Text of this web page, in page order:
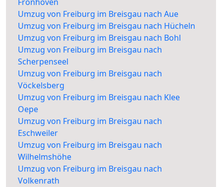
Umzug von Freiburg im Breisgau nach Aue
Umzug von Freiburg im Breisgau nach Hücheln
Umzug von Freiburg im Breisgau nach Bohl
Umzug von Freiburg im Breisgau nach
Scherpenseel
Umzug von Freiburg im Breisgau nach
Vöckelsberg
Umzug von Freiburg im Breisgau nach Klee
Oepe
Umzug von Freiburg im Breisgau nach
Eschweiler
Umzug von Freiburg im Breisgau nach
Wilhelmshöhe
Umzug von Freiburg im Breisgau nach
Volkenrath